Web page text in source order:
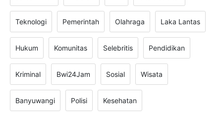
Teknologi Pemerintah Olahraga Laka Lantas
Hukum Komunitas Selebritis Pendidikan
Kriminal Bwi24Jam Sosial Wisata
Banyuwangi Polisi Kesehatan